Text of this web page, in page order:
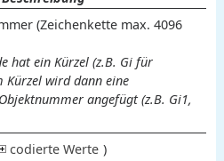
(Zeichenkette max. 4096
hat ein Kürzel (z.B. Gi für
Kürzel wird dann eine
angefügt (z.B. Gi1,
codierte Werte )